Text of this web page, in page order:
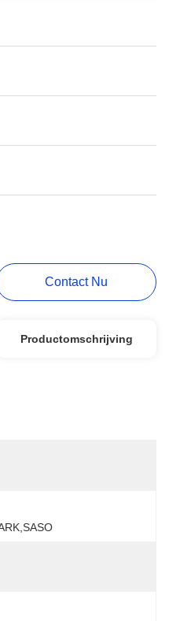
Contact Nu
Productomschrijving